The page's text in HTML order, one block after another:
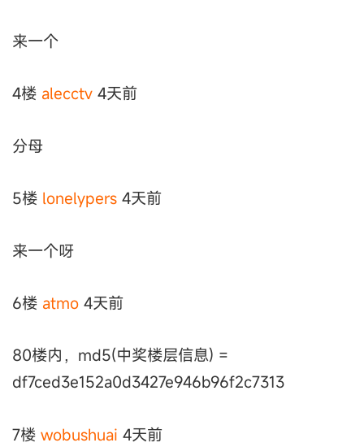
来一个
4楼 alecctv 4天前
分母
5楼 lonelypers 4天前
来一个呀
6楼 atmo 4天前
80楼内，md5(中奖楼层信息) =
df7ced3e152a0d3427e946b96f2c7313
7楼 wobushuai 4天前